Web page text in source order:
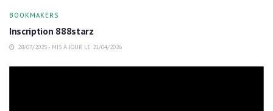
BOOKMAKERS
Inscription 888starz
28/07/2025 - MIS À JOUR LE 21/04/2026